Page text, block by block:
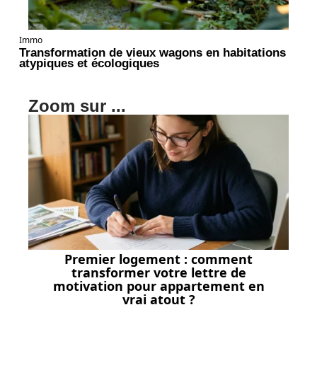
Immo
Transformation de vieux wagons en habitations
atypiques et écologiques
Zoom sur ...
Premier logement : comment
transformer votre lettre de
motivation pour appartement en
vrai atout ?